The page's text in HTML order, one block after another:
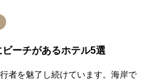
ーチがあるホテル5選
者を魅了し続けています。海岸で